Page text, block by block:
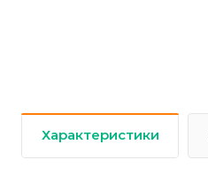
Характеристики